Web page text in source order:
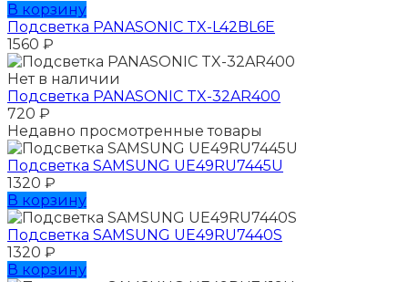
В корзину
Подсветка PANASONIC TX-L42BL6E
1560 ₽
Нет в наличии
Подсветка PANASONIC TX-32AR400
720 ₽
Недавно просмотренные товары
Подсветка SAMSUNG UЕ49RU7445U
1320 ₽
В корзину
Подсветка SAMSUNG UЕ49RU7440S
1320 ₽
В корзину